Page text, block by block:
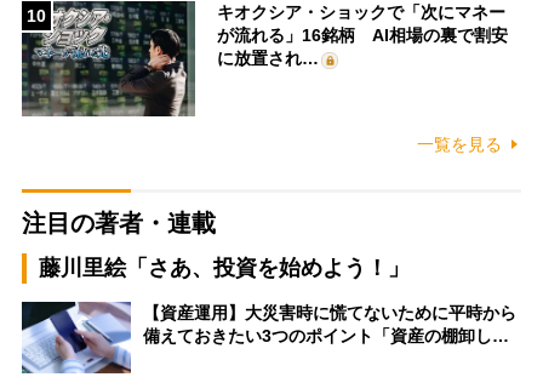
10
キオクシア・ショックで「次にマネー
が流れる」16銘柄 AI相場の裏で割安
に放置され…
一覧を見る
注目の著者・連載
藤川里絵「さあ、投資を始めよう！」
【資産運用】大災害時に慌てないために平時から
備えておきたい3つのポイント「資産の棚卸し…